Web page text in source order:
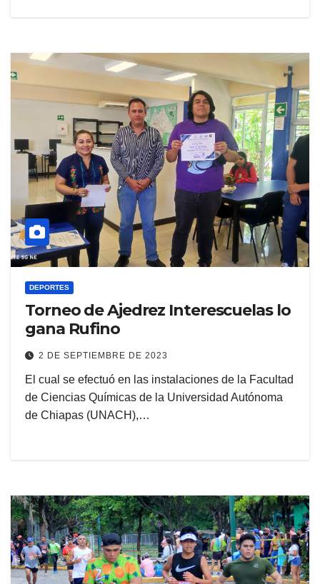
DEPORTES
Torneo de Ajedrez Interescuelas lo
gana Rufino
2 DE SEPTIEMBRE DE 2023
El cual se efectuó en las instalaciones de la Facultad
de Ciencias Químicas de la Universidad Autónoma
de Chiapas (UNACH),…